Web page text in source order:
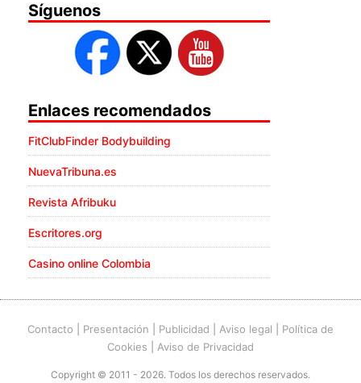
Síguenos
Enlaces recomendados
FitClubFinder Bodybuilding
NuevaTribuna.es
Revista Afribuku
Escritores.org
Casino online Colombia
Contacto Presentación Publicidad Aviso legal
Política de
Cookies
Aviso de Privacidad
Copyright © 2011 - 2026. Todos los derechos reservados.